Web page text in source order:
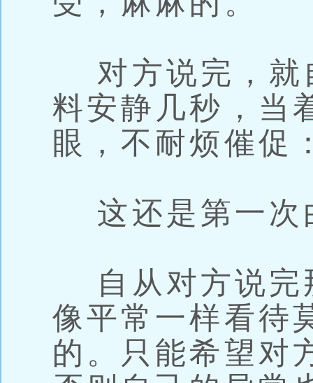
对方说完，就
料安静几秒，当
眼，不耐烦催促
这还是第一次
自从对方说完
像平常一样看待
的。只能希望对